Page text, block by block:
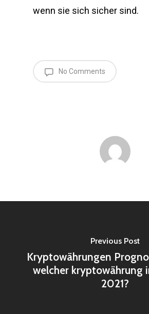
wenn sie sich sicher sind.
No Comments
Previous Post
Kryptowährungen
welcher kryptowährung
2021?